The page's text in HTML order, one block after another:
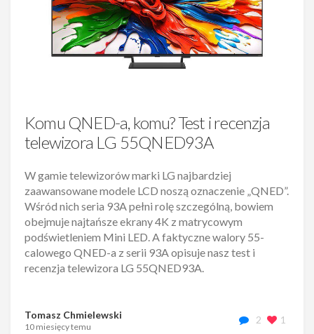
Komu QNED-a, komu? Test i recenzja
telewizora LG 55QNED93A
W gamie telewizorów marki LG najbardziej
zaawansowane modele LCD noszą oznaczenie „QNED”.
Wśród nich seria 93A pełni rolę szczególną, bowiem
obejmuje najtańsze ekrany 4K z matrycowym
podświetleniem Mini LED. A faktyczne walory 55-
calowego QNED-a z serii 93A opisuje nasz test i
recenzja telewizora LG 55QNED93A.
Tomasz Chmielewski
10 miesięcy temu
2 1